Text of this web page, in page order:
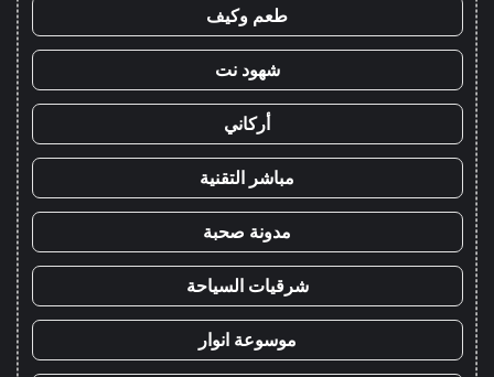
طعم وكيف
شهود نت
أركاني
مباشر التقنية
مدونة صحبة
شرقيات السياحة
موسوعة انوار